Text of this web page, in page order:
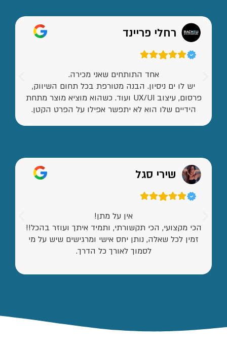
רחלי פריינד
אחד התותחים שאני מכירה.
יש לו ים ניסיון. הבנה מטורפת בכל תחום השיווק,
פרסום, עיצוב UX/UI ועוד. כשהוא מוציא מוצר מתחת
הידיים שלו הוא לא יתפשר אפילו על הפרט הקטן.
שירי סגל
אין על מתן!
הכי מקצועי, הכי תקשורתי, ותמיד איתך ועוזר בהכל!!
זמין לכל שאלה, נותן יחס אישי ומרגישים שיש על מי
לסמוך לאורך כל הדרך.